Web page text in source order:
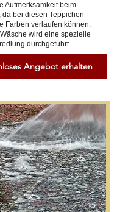
Aufmerksamkeit beim
da bei diesen Teppichen
Farben verlaufen können.
wird eine spezielle
durchgeführt.
Angebot erhalten